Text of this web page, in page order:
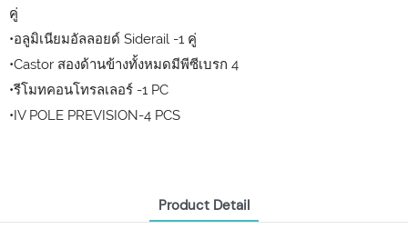
คู่
•อลูมิเนียมอัลลอยด์ Siderail -1 คู่
•Castor สองด้านข้างทั้งหมดมีพีซีเบรก 4
•รีโมทคอนโทรลเลอร์ -1 PC
•IV POLE PREVISION-4 PCS
Product Detail